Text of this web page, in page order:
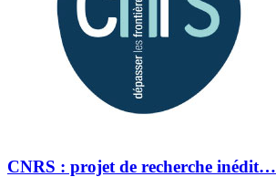
CNRS : projet de recherche inédit…